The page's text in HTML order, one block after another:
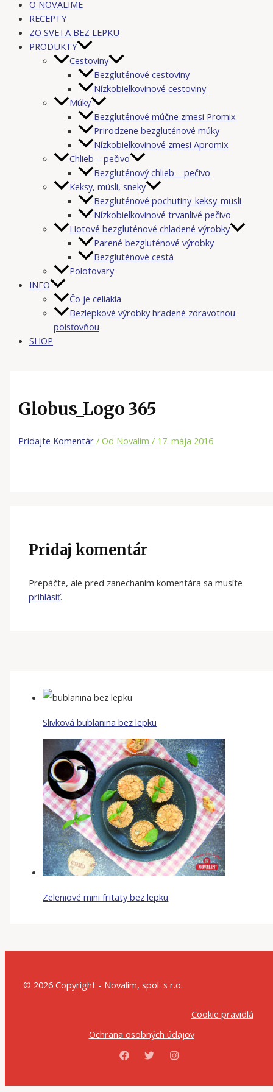
O NOVALIME
RECEPTY
ZO SVETA BEZ LEPKU
PRODUKTY
Cestoviny
Bezgluténové cestoviny
Nízkobielkovinové cestoviny
Múky
Bezgluténové múčne zmesi Promix
Prirodzene bezgluténové múky
Nízkobielkovinové zmesi Apromix
Chlieb – pečivo
Bezgluténový chlieb – pečivo
Keksy, müsli, sneky
Bezgluténové pochutiny-keksy-müsli
Nízkobielkovinové trvanlivé pečivo
Hotové bezgluténové chladené výrobky
Parené bezgluténové výrobky
Bezgluténové cestá
Polotovary
INFO
Čo je celiakia
Bezlepkové výrobky hradené zdravotnou
poisťovňou
SHOP
Globus_Logo 365
Pridajte Komentár / Od Novalim/ 17. mája 2016
Pridaj komentár
Prepáčte, ale pred zanechaním komentára sa musíte
prihlásiť.
Slivková bublanina bez lepku
Zeleniové mini fritaty bez lepku
© 2026 Copyright - Novalim, spol. s r.o.
Cookie pravidlá
Ochrana osobných údajov